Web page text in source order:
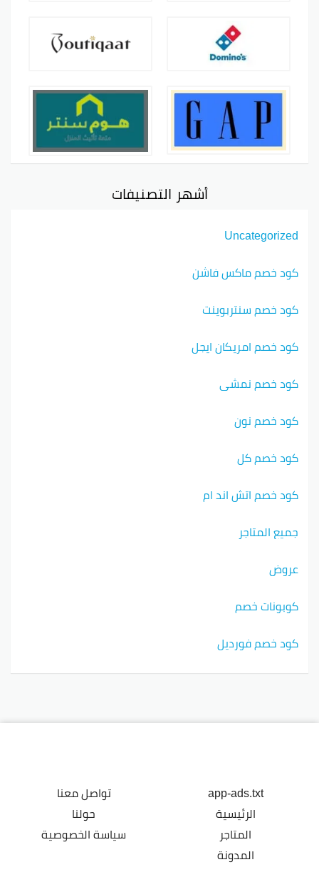
أشهر التصنيفات
Uncategorized
كود خصم ماكس فاشن
كود خصم سنتربوينت
كود خصم امريكان ايجل
كود خصم نمشي
كود خصم نون
كود خصم كل
كود خصم اتش اند ام
جميع المتاجر
عروض
كوبونات خصم
كود خصم فورديل
app-ads.txt
الرئيسية
المتاجر
المدونة
تواصل معنا
حولنا
سياسة الخصوصية